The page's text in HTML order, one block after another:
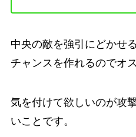
中央の敵を強引にどかせ
チャンスを作れるのでオ
気を付けて欲しいのが攻
いことです。